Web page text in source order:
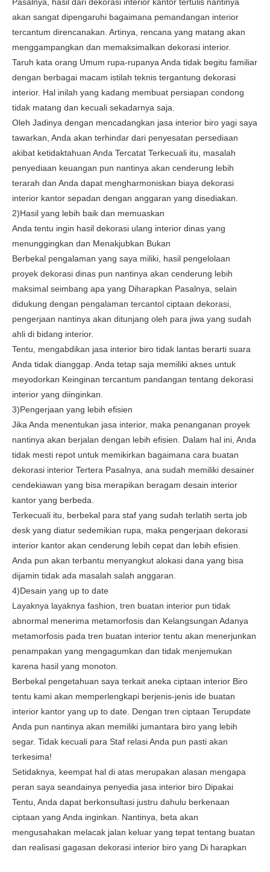
akan sangat dipengaruhi bagaimana pemandangan interior
tercantum direncanakan. Artinya, rencana yang matang akan
menggampangkan dan memaksimalkan dekorasi interior.
Taruh kata orang Umum rupa-rupanya Anda tidak begitu familiar
dengan berbagai macam istilah teknis tergantung dekorasi
interior. Hal inilah yang kadang membuat persiapan condong
tidak matang dan kecuali sekadarnya saja.
Oleh Jadinya dengan mencadangkan jasa interior biro yagi saya
tawarkan, Anda akan terhindar dari penyesatan persediaan
akibat ketidaktahuan Anda Tercatat Terkecuali itu, masalah
penyediaan keuangan pun nantinya akan cenderung lebih
terarah dan Anda dapat mengharmoniskan biaya dekorasi
interior kantor sepadan dengan anggaran yang disediakan.
2)Hasil yang lebih baik dan memuaskan
Anda tentu ingin hasil dekorasi ulang interior dinas yang
menunggingkan dan Menakjubkan Bukan
Berbekal pengalaman yang saya miliki, hasil pengelolaan
proyek dekorasi dinas pun nantinya akan cenderung lebih
maksimal seimbang apa yang Diharapkan Pasalnya, selain
didukung dengan pengalaman tercantol ciptaan dekorasi,
pengerjaan nantinya akan ditunjang oleh para jiwa yang sudah
ahli di bidang interior.
Tentu, mengabdikan jasa interior biro tidak lantas berarti suara
Anda tidak dianggap. Anda tetap saja memiliki akses untuk
meyodorkan Keinginan tercantum pandangan tentang dekorasi
interior yang diinginkan.
3)Pengerjaan yang lebih efisien
Jika Anda menentukan jasa interior, maka penanganan proyek
nantinya akan berjalan dengan lebih efisien. Dalam hal ini, Anda
tidak mesti repot untuk memikirkan bagaimana cara buatan
dekorasi interior Tertera Pasalnya, ana sudah memiliki desainer
cendekiawan yang bisa merapikan beragam desain interior
kantor yang berbeda.
Terkecuali itu, berbekal para staf yang sudah terlatih serta job
desk yang diatur sedemikian rupa, maka pengerjaan dekorasi
interior kantor akan cenderung lebih cepat dan lebih efisien.
Anda pun akan terbantu menyangkut alokasi dana yang bisa
dijamin tidak ada masalah salah anggaran.
4)Desain yang up to date
Layaknya layaknya fashion, tren buatan interior pun tidak
abnormal menerima metamorfosis dan Kelangsungan Adanya
metamorfosis pada tren buatan interior tentu akan menerjunkan
penampakan yang mengagumkan dan tidak menjemukan
karena hasil yang monoton.
Berbekal pengetahuan saya terkait aneka ciptaan interior Biro
tentu kami akan memperlengkapi berjenis-jenis ide buatan
interior kantor yang up to date. Dengan tren ciptaan Terupdate
Anda pun nantinya akan memiliki jumantara biro yang lebih
segar. Tidak kecuali para Staf relasi Anda pun pasti akan
terkesima!
Setidaknya, keempat hal di atas merupakan alasan mengapa
peran saya seandainya penyedia jasa interior biro Dipakai
Tentu, Anda dapat berkonsultasi justru dahulu berkenaan
ciptaan yang Anda inginkan. Nantinya, beta akan
mengusahakan melacak jalan keluar yang tepat tentang buatan
dan realisasi gagasan dekorasi interior biro yang Di harapkan